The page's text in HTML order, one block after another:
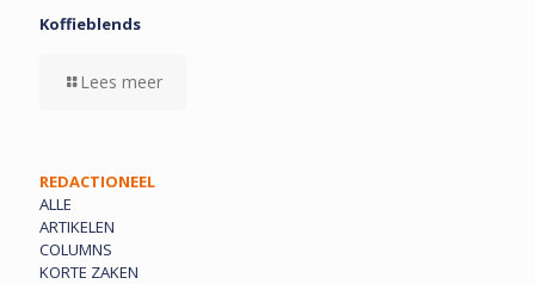
Koffieblends
Lees meer
REDACTIONEEL
ALLE
ARTIKELEN
COLUMNS
KORTE ZAKEN